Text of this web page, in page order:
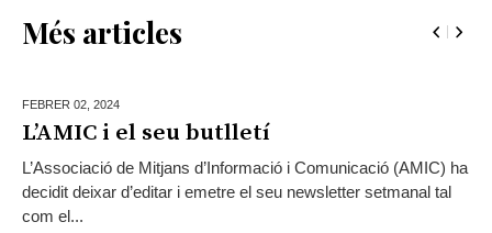
Més articles
FEBRER 02, 2024
L’AMIC i el seu butlletí
L’Associació de Mitjans d’Informació i Comunicació (AMIC) ha
decidit deixar d’editar i emetre el seu newsletter setmanal tal
com el...